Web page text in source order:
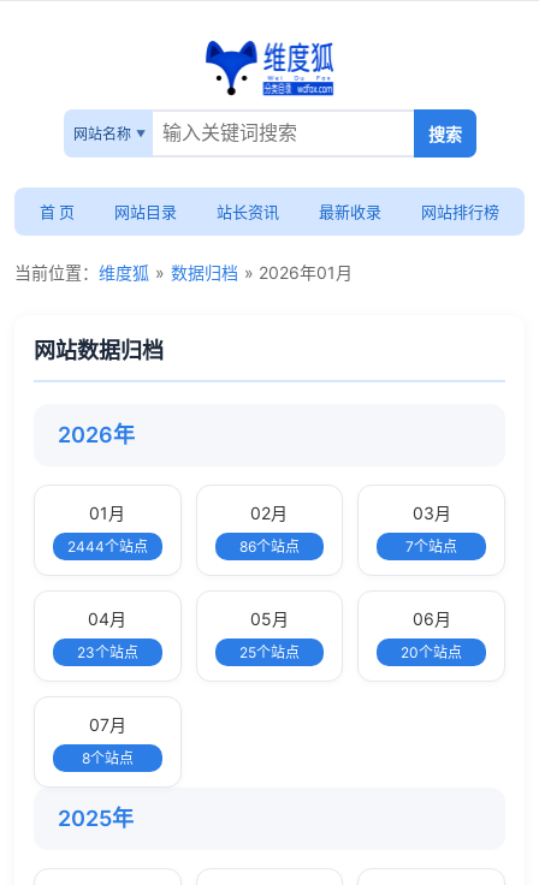
网站名称
首 页 网站目录 站长资讯 最新收录 网站排行榜
当前位置： 维度狐 » 数据归档 » 2026年01月
网站数据归档
2026年
01月
2444个站点
02月
86个站点
03月
7个站点
04月
23个站点
05月
25个站点
06月
20个站点
07月
8个站点
2025年